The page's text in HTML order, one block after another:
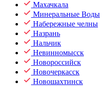
Махачкала
Минеральные Воды
Набережные челны
Назрань
Нальчик
Невинномысск
Новороссийск
Новочеркасск
Новошахтинск